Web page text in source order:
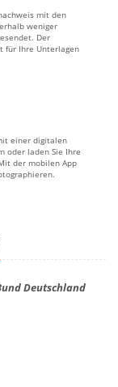
mit den
weniger
Der
für Ihre Unterlagen
einer digitalen
oder laden Sie Ihre
der mobilen App
Deutschland